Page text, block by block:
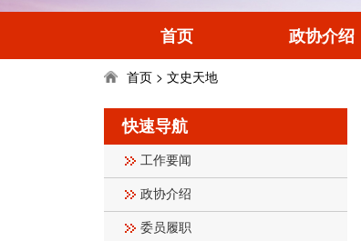
首页 政协介绍
首页 > 文史天地
快速导航
工作要闻
政协介绍
委员履职